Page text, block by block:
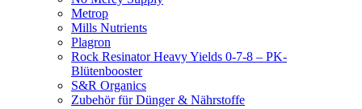
Metrop
Mills Nutrients
Plagron
Rock Resinator Heavy Yields 0-7-8 – PK-
Blütenbooster
S&R Organics
Zubehör für Dünger & Nährstoffe